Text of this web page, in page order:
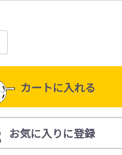
カートに入れる
お気に入りに登録